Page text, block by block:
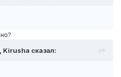
Kirusha сказал: